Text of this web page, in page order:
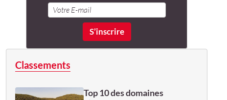
Classements
Top 10 des domaines